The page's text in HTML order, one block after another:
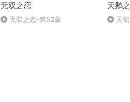
无双之恋
无双之恋-第52章
天鹅
天